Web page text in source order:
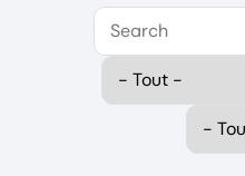
Search
Select Category
Select